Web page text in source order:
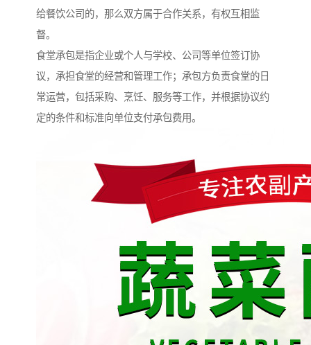
给餐饮公司的，那么双方属于合作关系，有权互相监
督。
食堂承包是指企业或个人与学校、公司等单位签订协
议，承担食堂的经营和管理工作；承包方负责食堂的日
常运营，包括采购、烹饪、服务等工作，并根据协议约
定的条件和标准向单位支付承包费用。